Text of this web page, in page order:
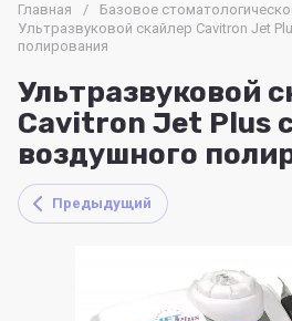
Главная / Базовое
Ультразвуковой скайлер Cavitron Jet
полирования
Ультразвуковой
Cavitron Jet Plus
воздушного
Предыдущий